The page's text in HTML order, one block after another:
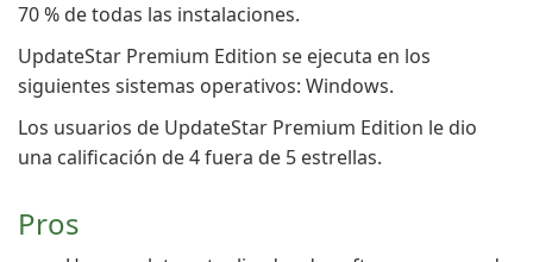
70 % de todas las instalaciones.
UpdateStar Premium Edition se ejecuta en los
siguientes sistemas operativos: Windows.
Los usuarios de UpdateStar Premium Edition le dio
una calificación de 4 fuera de 5 estrellas.
Pros